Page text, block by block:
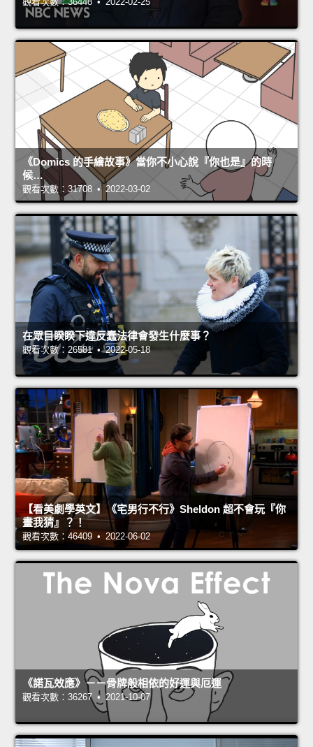
《Domics 的手繪故事》當你不小心說『你也是』的時
候…
觀看次數：31708 • 2022-03-02
在眾目睽睽下違反蠢法律會發生什麼事？
觀看次數：26581 • 2022-05-18
【看美劇學英文】《宅男行不行》Sheldon 超不會玩『你
畫我猜』？！
觀看次數：46409 • 2022-06-02
《諾瓦效應》－－骨牌般相依的好運與厄運
觀看次數：36267 • 2021-10-07